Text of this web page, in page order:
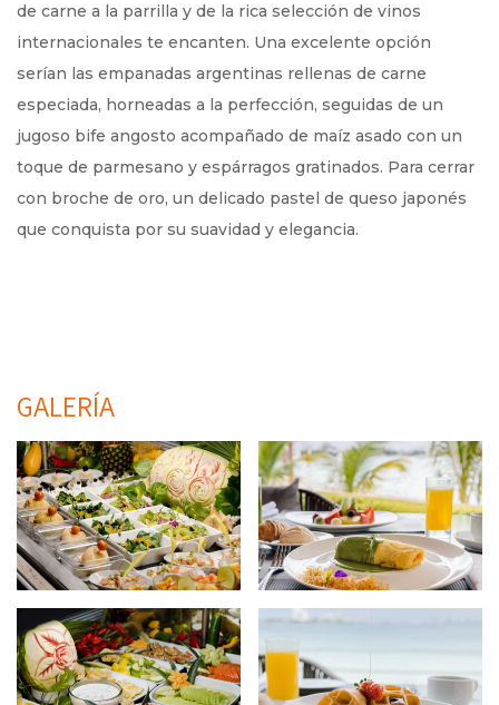
de carne a la parrilla y de la rica selección de vinos
internacionales te encanten. Una excelente opción
serían las empanadas argentinas rellenas de carne
especiada, horneadas a la perfección, seguidas de un
jugoso bife angosto acompañado de maíz asado con un
toque de parmesano y espárragos gratinados. Para cerrar
con broche de oro, un delicado pastel de queso japonés
que conquista por su suavidad y elegancia.
GALERÍA